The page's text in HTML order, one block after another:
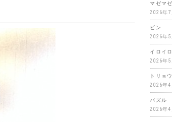
マゼマ
2026年
ビン
2026年
イロイ
2026年
トリョ
2026年
パズル
2026年